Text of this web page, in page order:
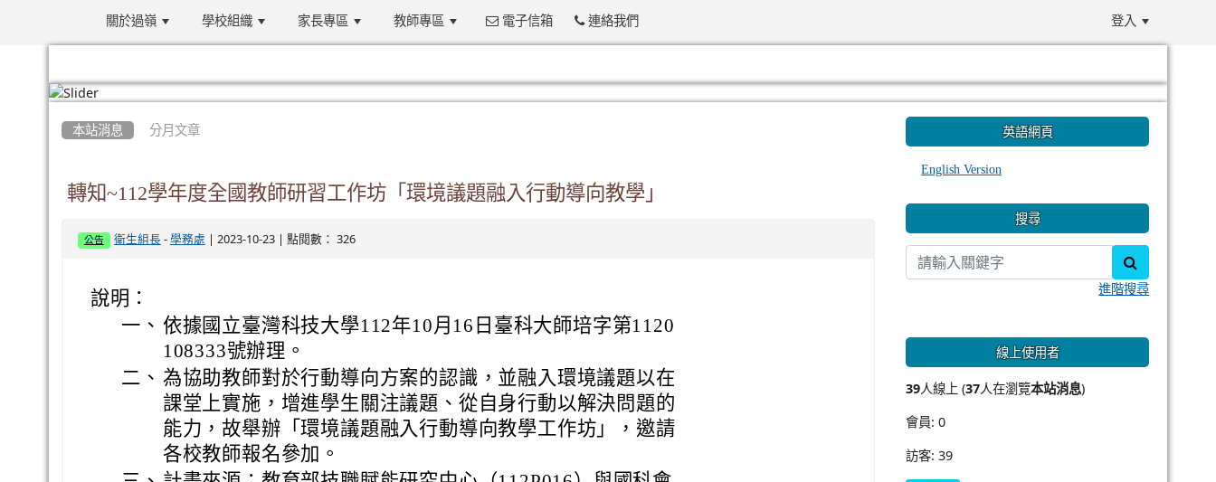
關於過嶺 學校組織 家長專區 教師專區 電子信箱 連絡我們 登入
本站消息 分月文章
轉知~112學年度全國教師研習工作坊「環境議題融入行動導向教學」
公告 衛生組長- 學務處 | 2023-10-23 | 點閱數： 326
說明：
一、 依據國立臺灣科技大學112年10月16日臺科大師培字第1120
108333號辦理。
二、 為協助教師對於行動導向方案的認識，並融入環境議題以在
課堂上實施，增進學生關注議題、從自身行動以解決問題的
能力，故舉辦「環境議題融入行動導向教學工作坊」，邀請
各校教師報名參加。
英語網頁
English Version
搜尋
進階搜尋
線上使用者
39人線上 (37人在瀏覽本站消息)
會員: 0
訪客: 39